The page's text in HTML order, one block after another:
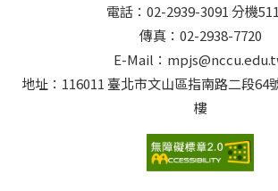
電話：02-2939-3091 分機
傳真：02-2938-7720
E-Mail：
地址：116011 臺北市文山區指南路二段64
樓